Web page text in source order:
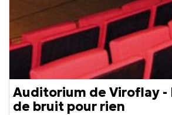
Auditorium de Viroflay -
de bruit pour rien